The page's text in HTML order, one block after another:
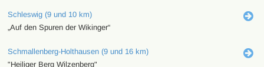
Schleswig (9 und 10 km)
„Auf den Spuren der Wikinger“
Schmallenberg-Holthausen (9 und 16 km)
"Heiliger Berg Wilzenberg"